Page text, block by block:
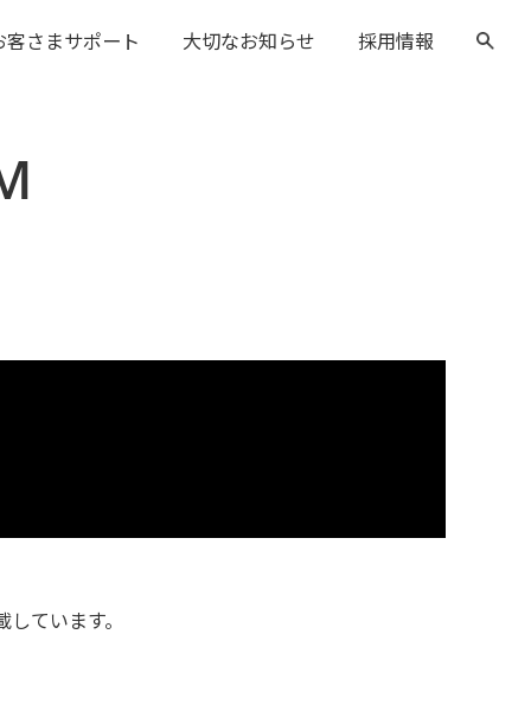
客さまサポート 大切なお知らせ 採用情報
ています。